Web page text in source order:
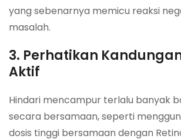
yang sebenarnya memicu reaksi
masalah.
3. Perhatikan
Aktif
Hindari mencampur terlalu banyak
secara bersamaan, seperti
dosis tinggi bersamaan dengan